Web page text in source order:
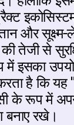
और
तेजी से
में इसका
है कि यह
के रूप में
बनाए रखे।